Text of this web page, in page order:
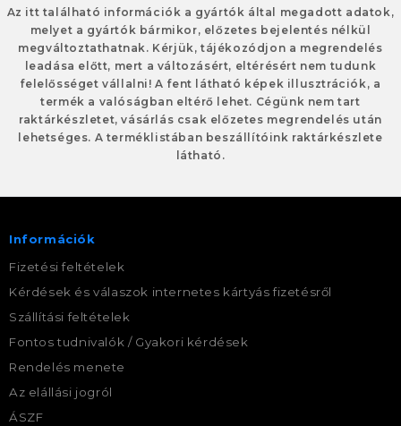
Az itt található információk a gyártók által megadott adatok,
melyet a gyártók bármikor, előzetes bejelentés nélkül
megváltoztathatnak. Kérjük, tájékozódjon a megrendelés
leadása előtt, mert a változásért, eltérésért nem tudunk
felelősséget vállalni! A fent látható képek illusztrációk, a
termék a valóságban eltérő lehet. Cégünk nem tart
raktárkészletet, vásárlás csak előzetes megrendelés után
lehetséges. A terméklistában beszállítóink raktárkészlete
látható.
Információk
Fizetési feltételek
Kérdések és válaszok internetes kártyás fizetésről
Szállítási feltételek
Fontos tudnivalók / Gyakori kérdések
Rendelés menete
Az elállási jogról
ÁSZF